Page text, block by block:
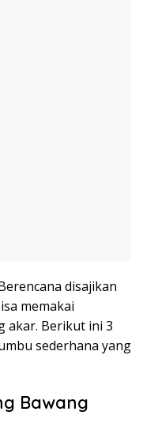
disajikan
memakai
akar. Berikut ini 3
sederhana yang
Bawang